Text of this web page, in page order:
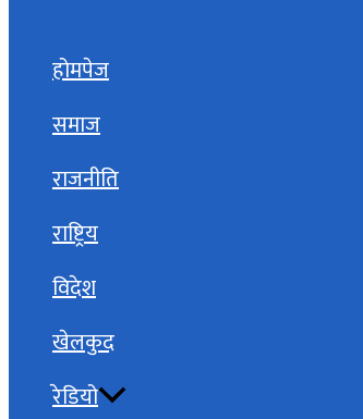
होमपेज
समाज
राजनीति
राष्ट्रिय
विदेश
खेलकुद
रेडियो